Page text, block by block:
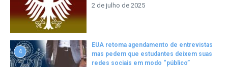
2 de julho de 2025
4
EUA retoma agendamento de entrevistas
mas pedem que estudantes deixem suas
redes sociais em modo “público”